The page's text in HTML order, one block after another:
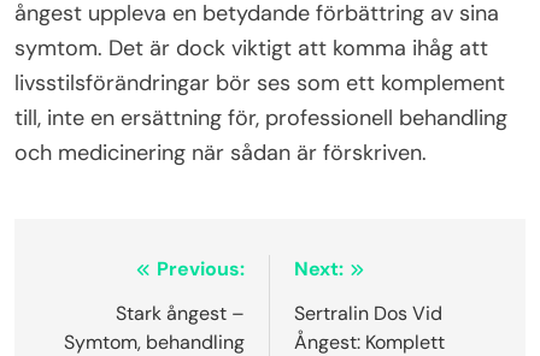
ångest uppleva en betydande förbättring av sina
symtom. Det är dock viktigt att komma ihåg att
livsstilsförändringar bör ses som ett komplement
till, inte en ersättning för, professionell behandling
och medicinering när sådan är förskriven.
Inläggsnavigering
Previous:
Stark ångest –
Symtom, behandling
Next:
Sertralin Dos Vid
Ångest: Komplett